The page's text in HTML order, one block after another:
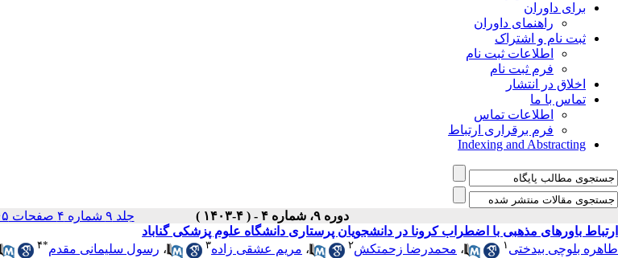
برای داوران
راهنمای داوران
ثبت نام و اشتراک
اطلاعات ثبت نام
فرم ثبت نام
اخلاق در انتشار
تماس با ما
اطلاعات تماس
فرم برقراری ارتباط
Indexing and Abstracting
دوره ۹، شماره ۴ - ( ۴-۱۴۰۳ ) جلد ۹ شماره ۴ صفحات ۳۶۵-۳۵۱
ارتباط باورهای مذهبی با اضطراب کرونا در دانشجویان پرستاری دانشگاه علوم پزشکی گناباد
طاهره بلوچی بیدختی ۱ ، محمدرضا زحمتکش۲ ، مریم عشقی زاده۳ ، رسول سلیمانی مقدم*۴